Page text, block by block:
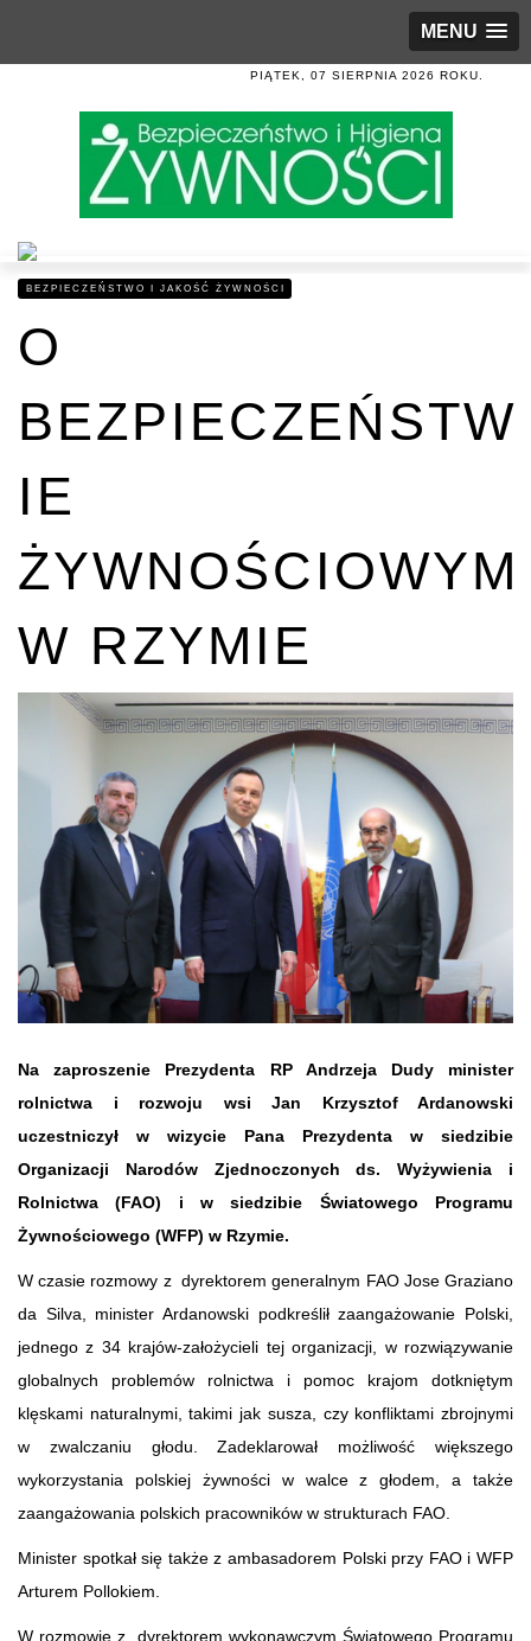
MENU
PIĄTEK, 07 SIERPNIA 2026 ROKU.
BEZPIECZEŃSTWO I JAKOŚĆ ŻYWNOŚCI
O
BEZPIECZEŃSTW
IE
ŻYWNOŚCIOWYM
W RZYMIE
Na zaproszenie Prezydenta RP Andrzeja Dudy minister
rolnictwa i rozwoju wsi Jan Krzysztof Ardanowski
uczestniczył w wizycie Pana Prezydenta w siedzibie
Organizacji Narodów Zjednoczonych ds. Wyżywienia i
Rolnictwa (FAO) i w siedzibie Światowego Programu
Żywnościowego (WFP) w Rzymie.
W czasie rozmowy z dyrektorem generalnym FAO Jose Graziano
da Silva, minister Ardanowski podkreślił zaangażowanie Polski,
jednego z 34 krajów-założycieli tej organizacji, w rozwiązywanie
globalnych problemów rolnictwa i pomoc krajom dotkniętym
klęskami naturalnymi, takimi jak susza, czy konfliktami zbrojnymi
w zwalczaniu głodu. Zadeklarował możliwość większego
wykorzystania polskiej żywności w walce z głodem, a także
zaangażowania polskich pracowników w strukturach FAO.
Minister spotkał się także z ambasadorem Polski przy FAO i WFP
Arturem Pollokiem.
W rozmowie z dyrektorem wykonawczym Światowego Programu